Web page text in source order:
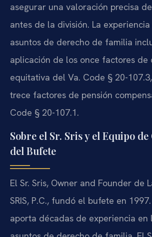
asegurar una valoración precisa
antes de la división. La
asuntos de derecho de familia
aplicación de los once factores de
equitativa del Va. Code § 20-
trece factores de pensión
Code § 20-107.1.
Sobre el Sr. Sris y el Equipo
del Bufete
El Sr. Sris, Owner and Founder de
SRIS, P.C., fundó el bufete en
aporta décadas de experiencia en